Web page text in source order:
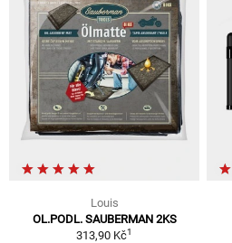
Louis
OL.PODL. SAUBERMAN 2KS
313,90 Kč1